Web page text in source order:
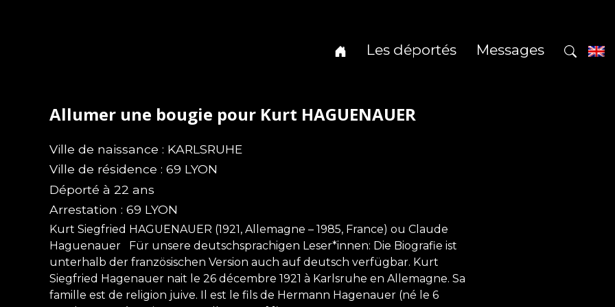
Les déportés Messages
Allumer une bougie pour Kurt HAGUENAUER
Ville de naissance : KARLSRUHE
Ville de résidence : 69 LYON
Déporté à 22 ans
Arrestation : 69 LYON
Kurt Siegfried HAGUENAUER (1921, Allemagne – 1985, France) ou Claude
Haguenauer Für unsere deutschsprachigen Leser*innen: Die Biografie ist
unterhalb der französischen Version auch auf deutsch verfügbar. Kurt
Siegfried Hagenauer nait le 26 décembre 1921 à Karlsruhe en Allemagne. Sa
famille est de religion juive. Il est le fils de Hermann Hagenauer (né le 6